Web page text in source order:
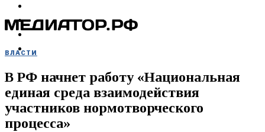
ВИДЕО
КУПИТЬ
ВЛАСТИ
В РФ начнет работу «Национальная
единая среда взаимодействия
участников нормотворческого
процесса»